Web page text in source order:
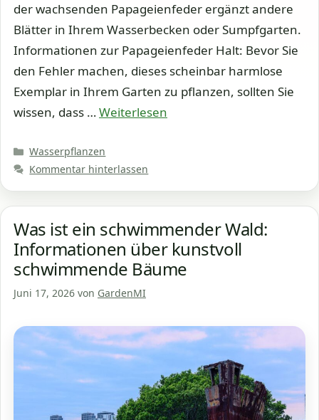
der wachsenden Papageienfeder ergänzt andere
Blätter in Ihrem Wasserbecken oder Sumpfgarten.
Informationen zur Papageienfeder Halt: Bevor Sie
den Fehler machen, dieses scheinbar harmlose
Exemplar in Ihrem Garten zu pflanzen, sollten Sie
wissen, dass …Weiterlesen
Kategorien
Wasserpflanzen
Kommentar hinterlassen
Was ist ein schwimmender Wald:
Informationen über kunstvoll
schwimmende Bäume
Juni 17, 2026 von GardenMI